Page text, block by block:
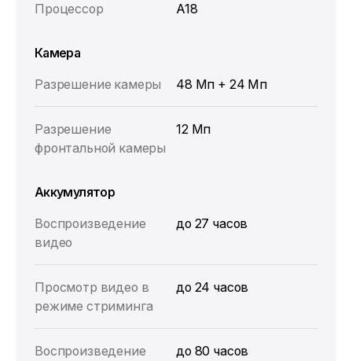
Процессор
A18
Камера
Разрешение камеры
48 Мп + 24 Мп
Разрешение
фронтальной камеры
12 Мп
Аккумулятор
Воспроизведение
видео
до 27 часов
Просмотр видео в
режиме стриминга
до 24 часов
Воспроизведение
до 80 часов